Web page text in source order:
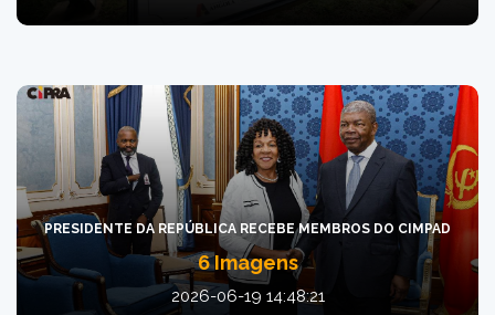
PRESIDENTE DA REPÚBLICA RECEBE MEMBROS DO CIMPAD
6 Imagens
2026-06-19 14:48:21